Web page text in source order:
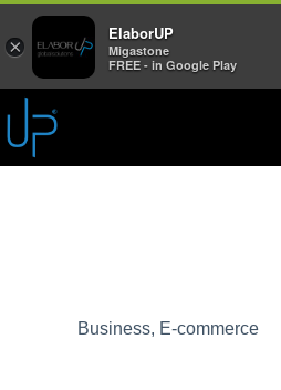
Business, E-commerce
×
ElaborUP
Migastone
FREE - in Google Play